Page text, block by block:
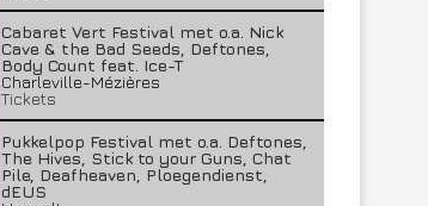
Cabaret Vert Festival met o.a. Nick
Cave & the Bad Seeds, Deftones,
Body Count feat. Ice-T
Charleville-Mézières
Tickets
Pukkelpop Festival met o.a. Deftones,
The Hives, Stick to your Guns, Chat
Pile, Deafheaven, Ploegendienst,
dEUS